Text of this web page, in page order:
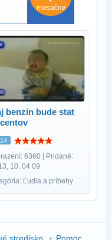
benzin bude stat
6360 | Pridané:
10. 04 09
Ľudia a príbehy